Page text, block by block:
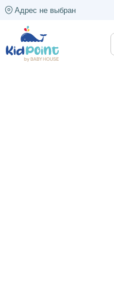
Адрес не выбран